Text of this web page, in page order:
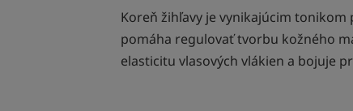
Koreň žihľavy je vynikajúcim tonikom
pomáha regulovať tvorbu kožného
elasticitu vlasových vlákien a bojuje